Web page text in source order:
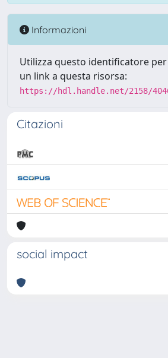
Informazioni
Utilizza questo identificatore
un link a questa risorsa:
https://hdl.handle.net/2158/
Citazioni
social impact